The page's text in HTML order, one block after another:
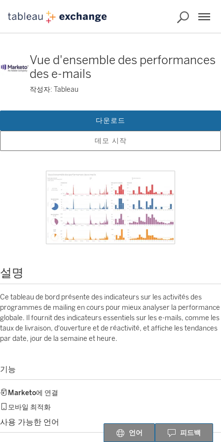
Vue d'ensemble des performances
des e-mails
작성자: Tableau
데모 시작
다운로드
설명
Ce tableau de bord présente des indicateurs sur les activités des
programmes de mailing en cours pour mieux analyser la performance
globale. Il fournit des indicateurs essentiels sur les e-mails, comme les
taux de livraison, d'ouverture et de réactivité, et affiche les tendances
par date, jour de la semaine et heure.
기능
Marketo에 연결
모바일 최적화
사용 가능한 언어
언어 피드백